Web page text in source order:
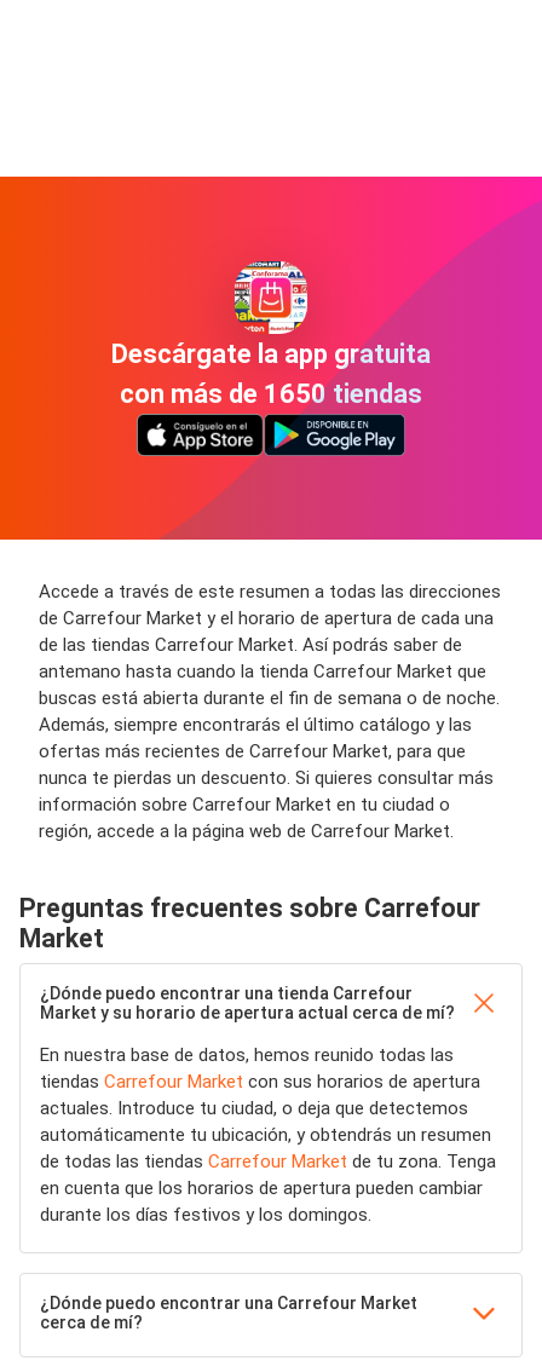
Descárgate la app gratuita
con más de 1650 tiendas
Accede a través de este resumen a todas las direcciones
de Carrefour Market y el horario de apertura de cada una
de las tiendas Carrefour Market. Así podrás saber de
antemano hasta cuando la tienda Carrefour Market que
buscas está abierta durante el fin de semana o de noche.
Además, siempre encontrarás el último catálogo y las
ofertas más recientes de Carrefour Market, para que
nunca te pierdas un descuento. Si quieres consultar más
información sobre Carrefour Market en tu ciudad o
región, accede a la página web de Carrefour Market.
Preguntas frecuentes sobre Carrefour
Market
¿Dónde puedo encontrar una tienda Carrefour
Market y su horario de apertura actual cerca de mí?
En nuestra base de datos, hemos reunido todas las
tiendas Carrefour Market con sus horarios de apertura
actuales. Introduce tu ciudad, o deja que detectemos
automáticamente tu ubicación, y obtendrás un resumen
de todas las tiendas Carrefour Market de tu zona. Tenga
en cuenta que los horarios de apertura pueden cambiar
durante los días festivos y los domingos.
¿Dónde puedo encontrar una Carrefour Market
cerca de mí?